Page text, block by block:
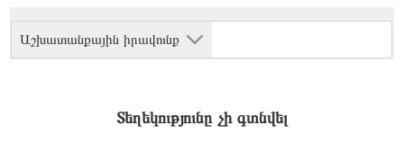
Աշխատանքային իրավունք
Տեղեկությունը չի գտնվել